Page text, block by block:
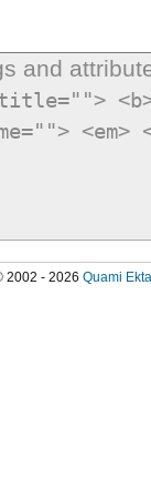
and
2002 - 2026 Quami